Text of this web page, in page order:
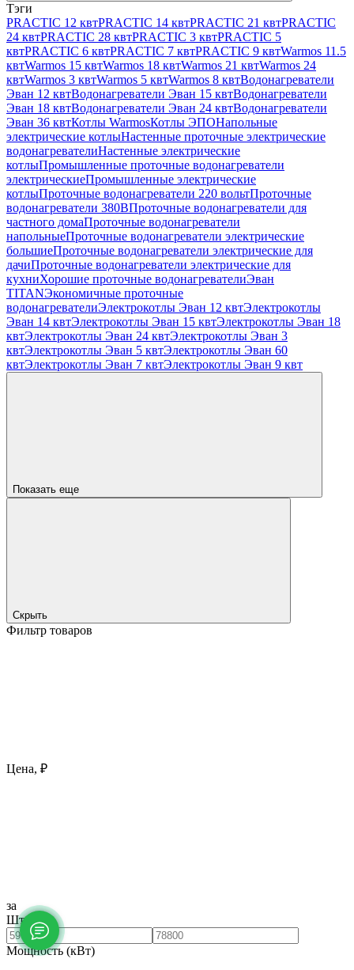
Тэги
PRACTIC 12 квтPRACTIC 14 квтPRACTIC 21 квтPRACTIC
24 квтPRACTIC 28 квтPRACTIC 3 квтPRACTIC 5
квтPRACTIC 6 квтPRACTIC 7 квтPRACTIC 9 квтWarmos 11.5
квтWarmos 15 квтWarmos 18 квтWarmos 21 квтWarmos 24
квтWarmos 3 квтWarmos 5 квтWarmos 8 квтВодонагреватели
Эван 12 квтВодонагреватели Эван 15 квтВодонагреватели
Эван 18 квтВодонагреватели Эван 24 квтВодонагреватели
Эван 36 квтКотлы WarmosКотлы ЭПОНапольные
электрические котлыНастенные проточные электрические
водонагревателиНастенные электрические
котлыПромышленные проточные водонагреватели
электрическиеПромышленные электрические
котлыПроточные водонагреватели 220 вольтПроточные
водонагреватели 380ВПроточные водонагреватели для
частного домаПроточные водонагреватели
напольныеПроточные водонагреватели электрические
большиеПроточные водонагреватели электрические для
дачиПроточные водонагреватели электрические для
кухниХорошие проточные водонагревателиЭван
TITANЭкономичные проточные
водонагревателиЭлектрокотлы Эван 12 квтЭлектрокотлы
Эван 14 квтЭлектрокотлы Эван 15 квтЭлектрокотлы Эван 18
квтЭлектрокотлы Эван 24 квтЭлектрокотлы Эван 3
квтЭлектрокотлы Эван 5 квтЭлектрокотлы Эван 60
квтЭлектрокотлы Эван 7 квтЭлектрокотлы Эван 9 квт
Показать еще
Скрыть
Фильтр товаров
Цена, ₽
за
Штука
Мощность (кВт)